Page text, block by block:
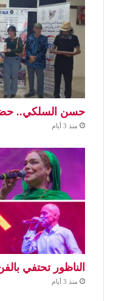
حسن السلكي..
منذ 3 أيام
الناظور تحتفي
منذ 3 أيام